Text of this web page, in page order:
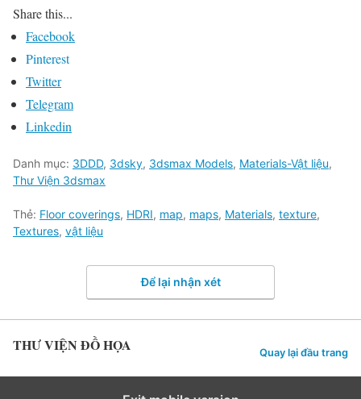
Share this...
Facebook
Pinterest
Twitter
Telegram
Linkedin
Danh mục: 3DDD, 3dsky, 3dsmax Models, Materials-Vật liệu,
Thư Viện 3dsmax
Thẻ: Floor coverings, HDRI, map, maps, Materials, texture,
Textures, vật liệu
Để lại nhận xét
THƯ VIỆN ĐỒ HỌA Quay lại đầu trang